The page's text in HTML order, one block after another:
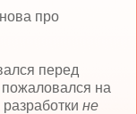
про
перед
на
не